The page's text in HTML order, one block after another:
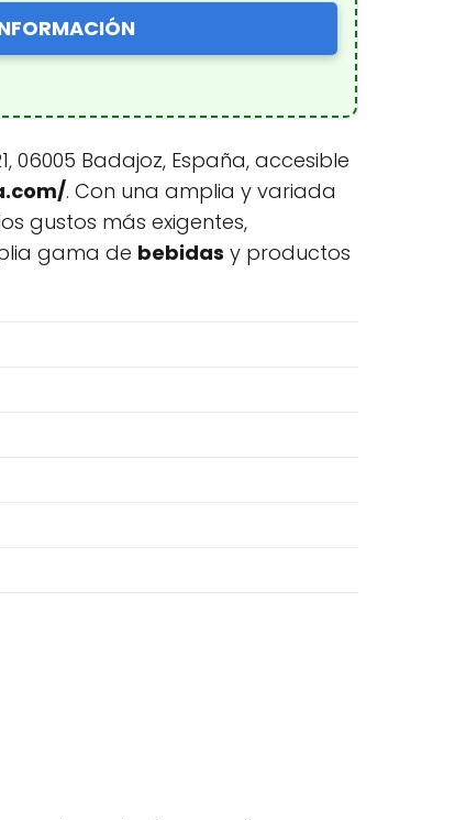
Badajoz, España, accesible
. Con una amplia y variada
gustos más exigentes,
gama de bebidas y productos